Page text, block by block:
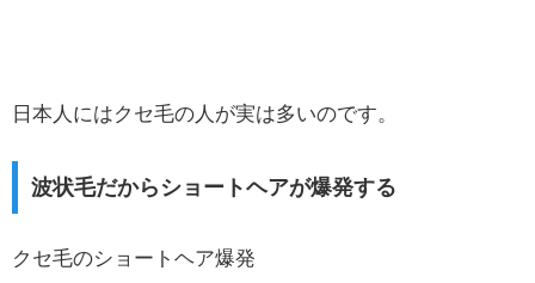
日本人にはクセ毛の人が実は多いのです。
波状毛だからショートヘアが爆発する
クセ毛のショートヘア爆発